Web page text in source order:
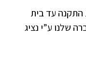
התקנה עד בית
שלנו ע”י נציג